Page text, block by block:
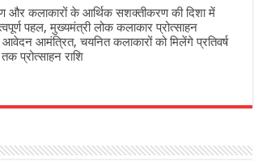
कलाकारों के आर्थिक सशक्तीकरण की दिशा में
पहल, मुख्यमंत्री लोक कलाकार प्रोत्साहन
आमंत्रित, चयनित कलाकारों को मिलेंगे प्रतिवर्ष
प्रोत्साहन राशि